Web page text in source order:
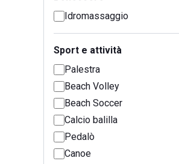
Idromassaggio
Sport e attività
Palestra
Beach Volley
Beach Soccer
Calcio balilla
Pedalò
Canoe